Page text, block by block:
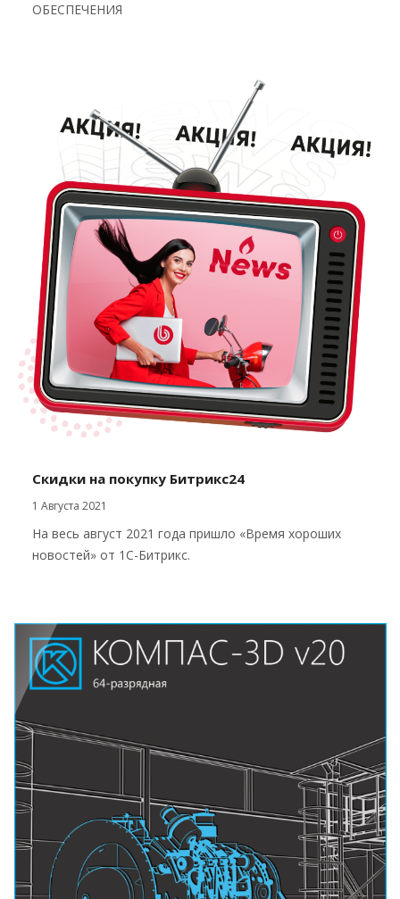
ОБЕСПЕЧЕНИЯ
Скидки на покупку Битрикс24
1 Августа 2021
На весь август 2021 года пришло «Время хороших
новостей» от 1С-Битрикс.